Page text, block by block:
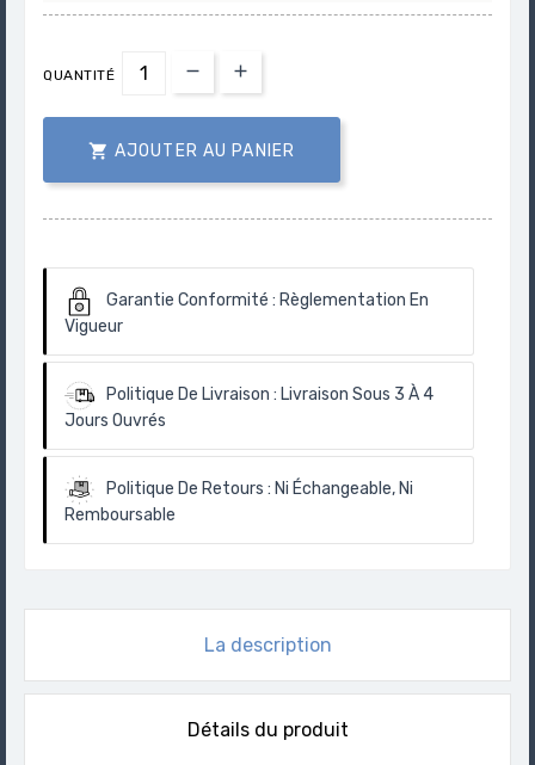
QUANTITÉ
 AJOUTER AU PANIER
Garantie Conformité : Règlementation En
Vigueur
Politique De Livraison : Livraison Sous 3 À 4
Jours Ouvrés
Politique De Retours : Ni Échangeable, Ni
Remboursable
La description
Détails du produit